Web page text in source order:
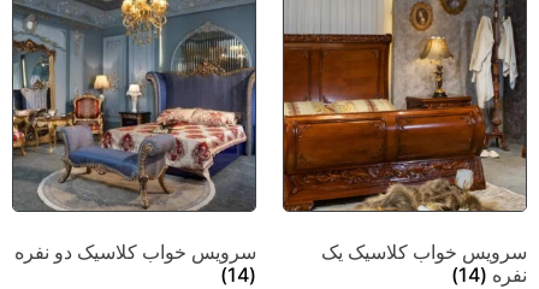
سرویس خواب کلاسیک یک
نفره (14)
سرویس خواب کلاسیک دو نفره
(14)